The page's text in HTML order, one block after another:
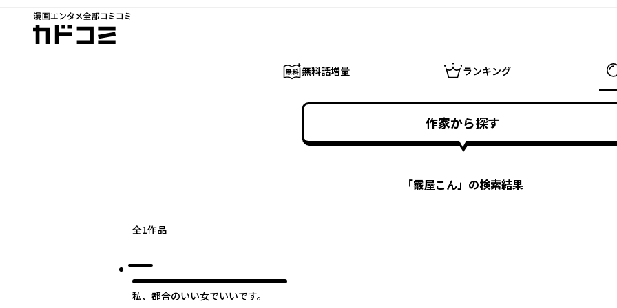
漫画エンタメ全部コミコミ
カドコミ
無料話増量 ランキング
作家から探す
「霰屋こん」の検索結果
全1作品
私、都合のいい女でいいです。